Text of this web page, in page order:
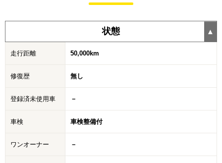
状態
走行距離 50,000km
修復歴 無し
登録済未使用車 －
車検 車検整備付
ワンオーナー －